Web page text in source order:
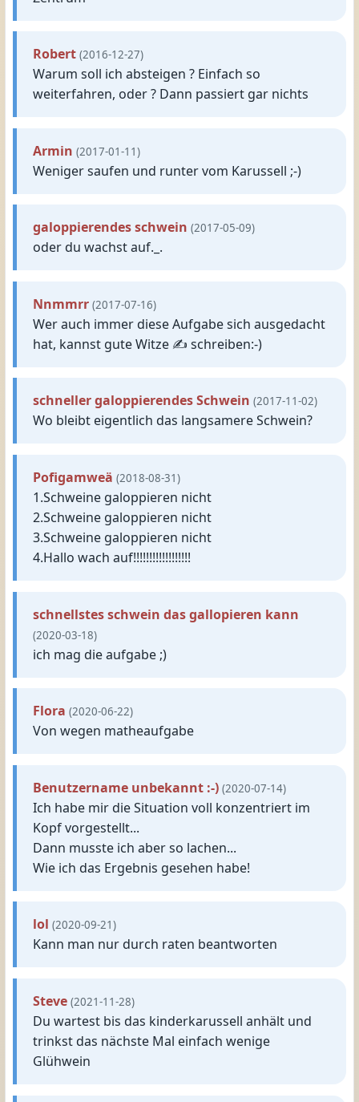
Robert (2016-12-27)
Warum soll ich absteigen ? Einfach so
weiterfahren, oder ? Dann passiert gar nichts
Armin (2017-01-11)
Weniger saufen und runter vom Karussell ;-)
galoppierendes schwein (2017-05-09)
oder du wachst auf._.
Nnmmrr (2017-07-16)
Wer auch immer diese Aufgabe sich ausgedacht
hat, kannst gute Witze ✍ schreiben:-)
schneller galoppierendes Schwein (2017-11-02)
Wo bleibt eigentlich das langsamere Schwein?
Pofigamweä (2018-08-31)
1.Schweine galoppieren nicht
2.Schweine galoppieren nicht
3.Schweine galoppieren nicht
4.Hallo wach auf!!!!!!!!!!!!!!!!!!
schnellstes schwein das gallopieren kann
(2020-03-18)
ich mag die aufgabe ;)
Flora (2020-06-22)
Von wegen matheaufgabe
Benutzername unbekannt :-) (2020-07-14)
Ich habe mir die Situation voll konzentriert im
Kopf vorgestellt...
Dann musste ich aber so lachen...
Wie ich das Ergebnis gesehen habe!
lol (2020-09-21)
Kann man nur durch raten beantworten
Steve (2021-11-28)
Du wartest bis das kinderkarussell anhält und
trinkst das nächste Mal einfach wenige
Glühwein